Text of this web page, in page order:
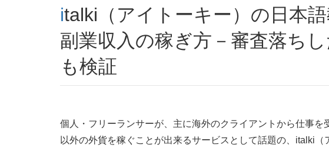
italki（アイトーキー）の日本語教師の始め方＆外貨
副業収入の稼ぎ方－審査落ち
も検証
個人・フリーランサーが、主に海外のクライアントから仕事を
以外の外貨を稼ぐことが出来るサービスとして話題の、italki